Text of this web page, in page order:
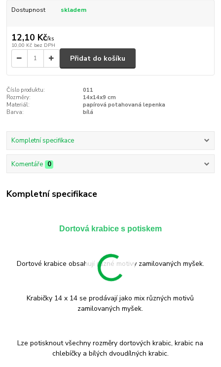
Dostupnost skladem
12,10 Kč/ks
10,00 Kč bez DPH
Přidat do košíku
Číslo produktu:
011
Rozměry:
14x14x9 cm
Materiál:
papírová potahovaná lepenka
Barva:
bílá
Kompletní specifikace
Komentáře 0
Kompletní specifikace
Dortová krabice s potiskem
Dortové krabice obsahují různé motivy zamilovaných myšek.
Krabičky 14 x 14 se prodávají jako mix různých motivů
zamilovaných myšek.
Lze potisknout všechny rozměry dortových krabic, krabic na
chlebíčky a bílých dvoudílných krabic.